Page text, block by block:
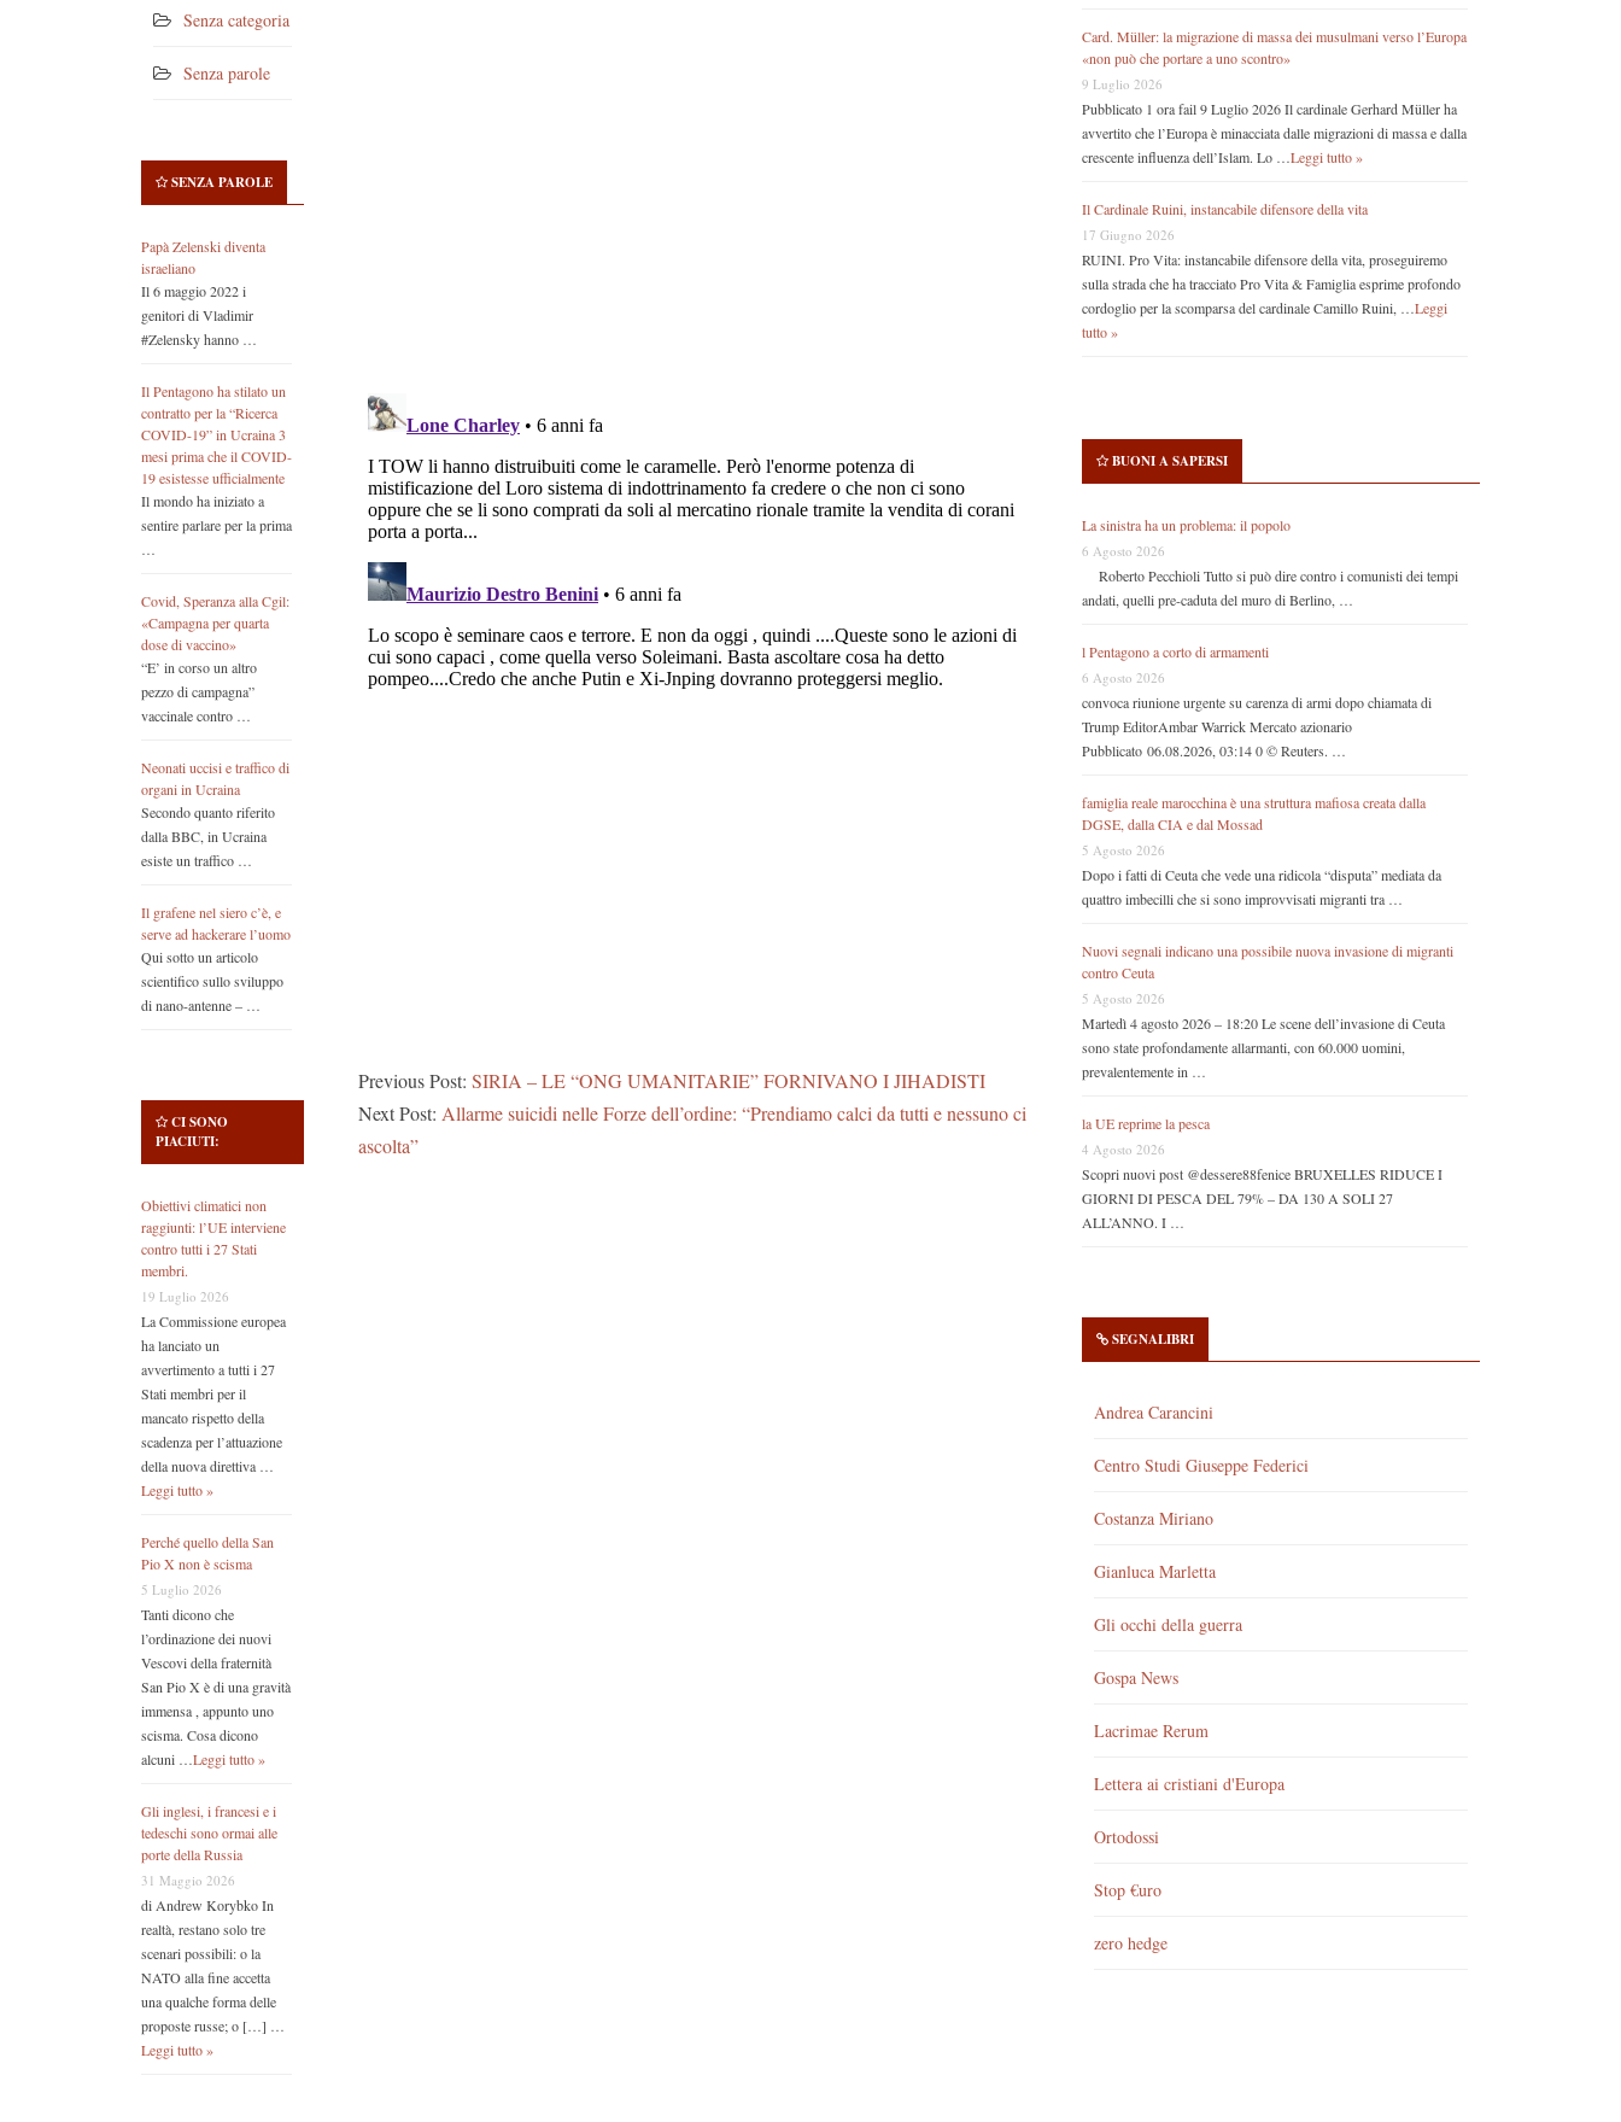
Senza categoria
Senza parole
SENZA PAROLE
Papà Zelenski diventa
israeliano
Il 6 maggio 2022 i
genitori di Vladimir
#Zelensky hanno …
Il Pentagono ha stilato un
contratto per la “Ricerca
COVID-19” in Ucraina 3
mesi prima che il COVID-
19 esistesse ufficialmente
Il mondo ha iniziato a
sentire parlare per la prima
…
Covid, Speranza alla Cgil:
«Campagna per quarta
dose di vaccino»
“E’ in corso un altro
pezzo di campagna”
vaccinale contro …
Neonati uccisi e traffico di
organi in Ucraina
Secondo quanto riferito
dalla BBC, in Ucraina
esiste un traffico …
Il grafene nel siero c’è, e
serve ad hackerare l’uomo
Qui sotto un articolo
scientifico sullo sviluppo
di nano-antenne – …
CI SONO
PIACIUTI:
Obiettivi climatici non
raggiunti: l’UE interviene
contro tutti i 27 Stati
membri.
19 Luglio 2026
La Commissione europea
ha lanciato un
avvertimento a tutti i 27
Stati membri per il
mancato rispetto della
scadenza per l’attuazione
della nuova direttiva …
Leggi tutto »
Perché quello della San
Pio X non è scisma
5 Luglio 2026
Tanti dicono che
l’ordinazione dei nuovi
Vescovi della fraternità
San Pio X è di una gravità
immensa , appunto uno
scisma. Cosa dicono
alcuni …Leggi tutto »
Gli inglesi, i francesi e i
tedeschi sono ormai alle
porte della Russia
31 Maggio 2026
di Andrew Korybko In
realtà, restano solo tre
scenari possibili: o la
NATO alla fine accetta
una qualche forma delle
proposte russe; o […] …
Leggi tutto »
Previous Post: SIRIA – LE “ONG UMANITARIE” FORNIVANO I JIHADISTI
Next Post: Allarme suicidi nelle Forze dell’ordine: “Prendiamo calci da tutti e nessuno ci
ascolta”
Card. Müller: la migrazione di massa dei musulmani verso l’Europa
«non può che portare a uno scontro»
9 Luglio 2026
Pubblicato 1 ora fail 9 Luglio 2026 Il cardinale Gerhard Müller ha
avvertito che l’Europa è minacciata dalle migrazioni di massa e dalla
crescente influenza dell’Islam. Lo … Leggi tutto »
Il Cardinale Ruini, instancabile difensore della vita
17 Giugno 2026
RUINI. Pro Vita: instancabile difensore della vita, proseguiremo
sulla strada che ha tracciato Pro Vita & Famiglia esprime profondo
cordoglio per la scomparsa del cardinale Camillo Ruini, … Leggi
tutto »
BUONI A SAPERSI
La sinistra ha un problema: il popolo
6 Agosto 2026
Roberto Pecchioli Tutto si può dire contro i comunisti dei tempi
andati, quelli pre-caduta del muro di Berlino, …
l Pentagono a corto di armamenti
6 Agosto 2026
convoca riunione urgente su carenza di armi dopo chiamata di
Trump EditorAmbar Warrick Mercato azionario
Pubblicato 06.08.2026, 03:14 0 © Reuters. …
famiglia reale marocchina è una struttura mafiosa creata dalla
DGSE, dalla CIA e dal Mossad
5 Agosto 2026
Dopo i fatti di Ceuta che vede una ridicola “disputa” mediata da
quattro imbecilli che si sono improvvisati migranti tra …
Nuovi segnali indicano una possibile nuova invasione di migranti
contro Ceuta
5 Agosto 2026
Martedì 4 agosto 2026 – 18:20 Le scene dell’invasione di Ceuta
sono state profondamente allarmanti, con 60.000 uomini,
prevalentemente in …
la UE reprime la pesca
4 Agosto 2026
Scopri nuovi post @dessere88fenice BRUXELLES RIDUCE I
GIORNI DI PESCA DEL 79% – DA 130 A SOLI 27
ALL’ANNO. I …
SEGNALIBRI
Andrea Carancini
Centro Studi Giuseppe Federici
Costanza Miriano
Gianluca Marletta
Gli occhi della guerra
Gospa News
Lacrimae Rerum
Lettera ai cristiani d'Europa
Ortodossi
Stop €uro
zero hedge